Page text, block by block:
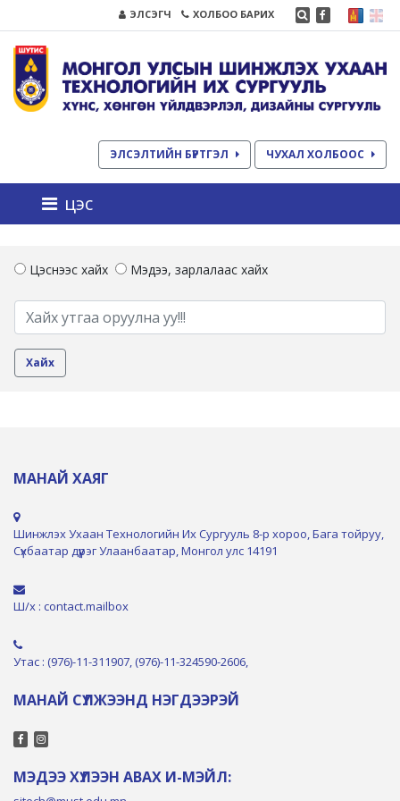
ЭЛСЭГЧ ХОЛБОО БАРИХ
ЭЛСЭЛТИЙН БҮРТГЭЛ ЧУХАЛ ХОЛБООС
цэс
Цэснээс хайх Мэдээ, зарлалаас хайх
МАНАЙ ХАЯГ
Шинжлэх Ухаан Технологийн Их Сургууль 8-р хороо, Бага тойруу,
Сүхбаатар дүүрэг Улаанбаатар, Монгол улс 14191
Ш/х : contact.mailbox
Утас : (976)-11-311907, (976)-11-324590-2606,
МАНАЙ СҮЛЖЭЭНД НЭГДЭЭРЭЙ
МЭДЭЭ ХҮЛЭЭН АВАХ И-МЭЙЛ: